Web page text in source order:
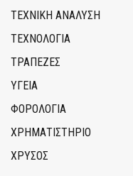
ΤΕΧΝΙΚΗ ΑΝΑΛΥΣΗ
ΤΕΧΝΟΛΟΓΙΑ
ΤΡΆΠΕΖΕΣ
ΥΓΕΙΑ
ΦΟΡΟΛΟΓΙΑ
ΧΡΗΜΑΤΙΣΤΗΡΙΟ
ΧΡΥΣΟΣ